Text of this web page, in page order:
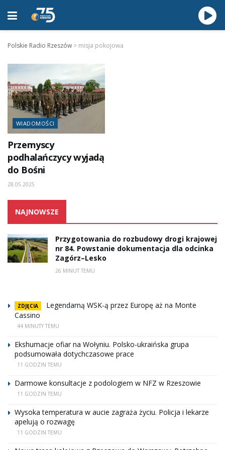
Polskie Radio Rzeszów > misja pokojowa
WIADOMOŚCI
Przemyscy
podhalańczycy wyjadą
do Bośni
28.05.2025
NAJNOWSZE
Przygotowania do rozbudowy drogi krajowej
nr 84. Powstanie dokumentacja dla odcinka
Zagórz–Lesko
26 MINUT TEMU
ZDJĘCIA
Legendarną WSK-ą przez Europę aż na Monte
Cassino
44 MINUTY TEMU
Ekshumacje ofiar na Wołyniu. Polsko-ukraińska grupa
podsumowała dotychczasowe prace
11 GODZIN TEMU
Darmowe konsultacje z podologiem w NFZ w Rzeszowie
11 GODZIN TEMU
Wysoka temperatura w aucie zagraża życiu. Policja i lekarze
apelują o rozwagę
11 GODZIN TEMU